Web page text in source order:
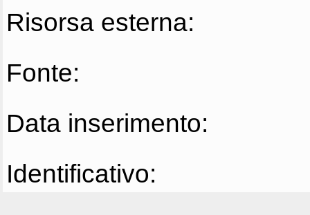
Risorsa esterna:
Fonte:
Data inserimento:
Identificativo: